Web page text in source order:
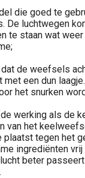
die goed te
De luchtwegen
te staan wat
de weefsels
met een dun
het snurken
werking als de
van het
plaatst tegen het
ingrediënten
beter